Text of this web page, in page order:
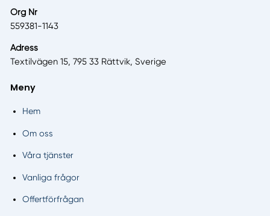
Org Nr
559381-1143
Adress
Textilvägen 15, 795 33 Rättvik, Sverige
Meny
Hem
Om oss
Våra tjänster
Vanliga frågor
Offertförfrågan